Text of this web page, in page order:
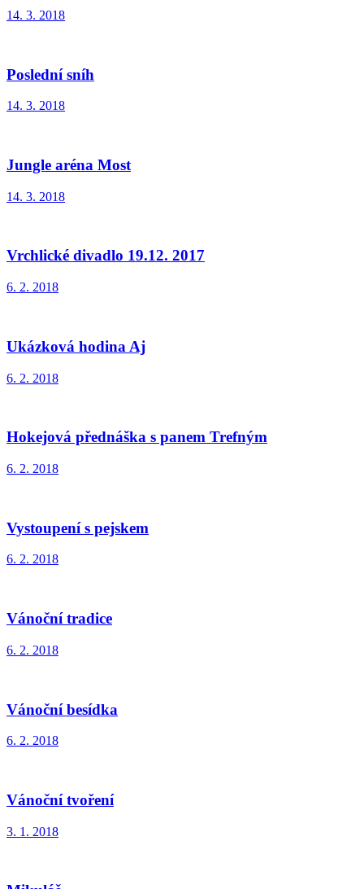
14. 3. 2018
Poslední sníh
14. 3. 2018
Jungle aréna Most
14. 3. 2018
Vrchlické divadlo 19.12. 2017
6. 2. 2018
Ukázková hodina Aj
6. 2. 2018
Hokejová přednáška s panem Trefným
6. 2. 2018
Vystoupení s pejskem
6. 2. 2018
Vánoční tradice
6. 2. 2018
Vánoční besídka
6. 2. 2018
Vánoční tvoření
3. 1. 2018